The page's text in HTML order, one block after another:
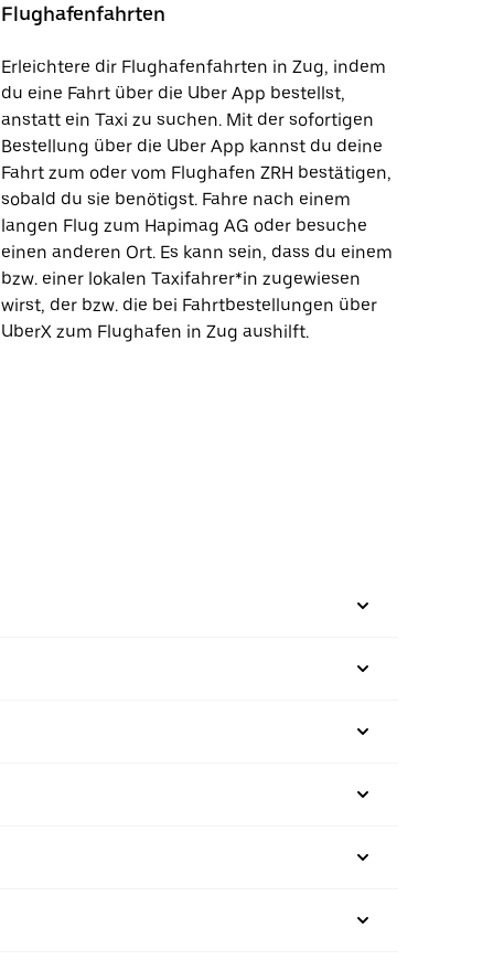
Flughafenfahrten
Erleichtere dir Flughafenfahrten in Zug, indem
du eine Fahrt über die Uber App bestellst,
anstatt ein Taxi zu suchen. Mit der sofortigen
Bestellung über die Uber App kannst du deine
Fahrt zum oder vom Flughafen ZRH bestätigen,
sobald du sie benötigst. Fahre nach einem
langen Flug zum Hapimag AG oder besuche
einen anderen Ort. Es kann sein, dass du einem
bzw. einer lokalen Taxifahrer*in zugewiesen
wirst, der bzw. die bei Fahrtbestellungen über
UberX zum Flughafen in Zug aushilft.